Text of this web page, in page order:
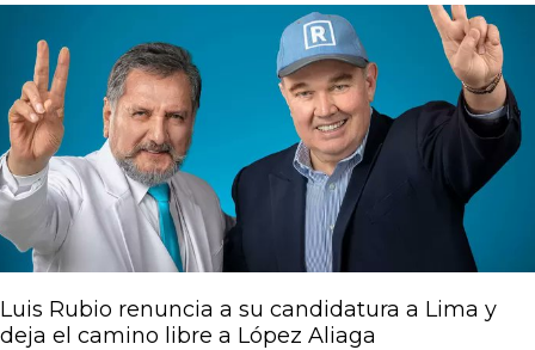
Luis Rubio renuncia a su candidatura a Lima y
deja el camino libre a López Aliaga